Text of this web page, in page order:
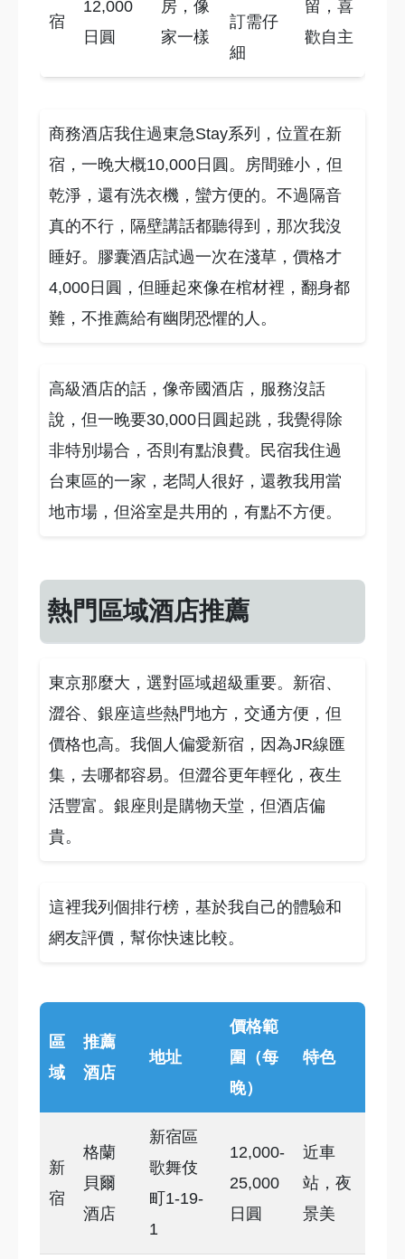
宿
12,000
日圓
房，像
家一樣
訂需仔
細
留，喜
歡自主
商務酒店我住過東急Stay系列，位置在新
宿，一晚大概10,000日圓。房間雖小，但
乾淨，還有洗衣機，蠻方便的。不過隔音
真的不行，隔壁講話都聽得到，那次我沒
睡好。膠囊酒店試過一次在淺草，價格才
4,000日圓，但睡起來像在棺材裡，翻身都
難，不推薦給有幽閉恐懼的人。
高級酒店的話，像帝國酒店，服務沒話
說，但一晚要30,000日圓起跳，我覺得除
非特別場合，否則有點浪費。民宿我住過
台東區的一家，老闆人很好，還教我用當
地市場，但浴室是共用的，有點不方便。
熱門區域酒店推薦
東京那麼大，選對區域超級重要。新宿、
澀谷、銀座這些熱門地方，交通方便，但
價格也高。我個人偏愛新宿，因為JR線匯
集，去哪都容易。但澀谷更年輕化，夜生
活豐富。銀座則是購物天堂，但酒店偏
貴。
這裡我列個排行榜，基於我自己的體驗和
網友評價，幫你快速比較。
區
域
推薦
酒店
地址
價格範
圍（每
晚）
特色
新
宿
格蘭
貝爾
酒店
新宿區
歌舞伎
町1-19-
1
12,000-
25,000
日圓
近車
站，夜
景美